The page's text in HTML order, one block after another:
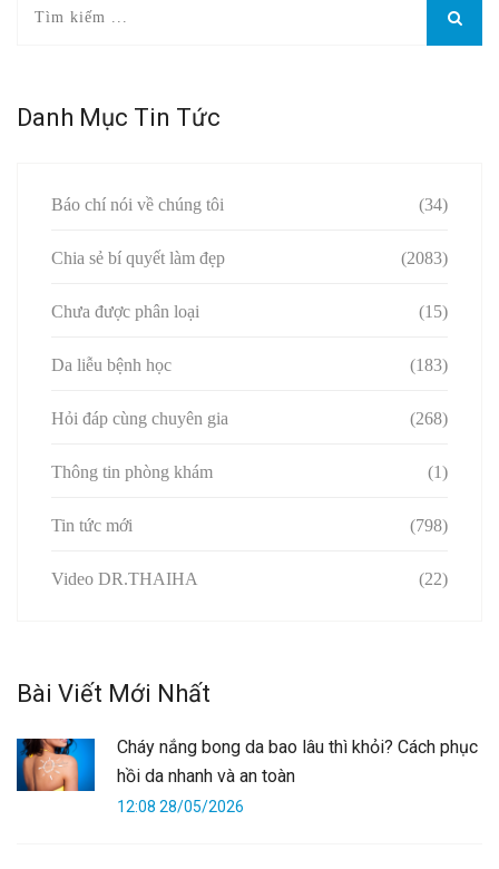
Danh Mục Tin Tức
Báo chí nói về chúng tôi (34)
Chia sẻ bí quyết làm đẹp (2083)
Chưa được phân loại (15)
Da liễu bệnh học (183)
Hỏi đáp cùng chuyên gia (268)
Thông tin phòng khám (1)
Tin tức mới (798)
Video DR.THAIHA (22)
Bài Viết Mới Nhất
Cháy nắng bong da bao lâu thì khỏi? Cách phục
hồi da nhanh và an toàn
12:08 28/05/2026